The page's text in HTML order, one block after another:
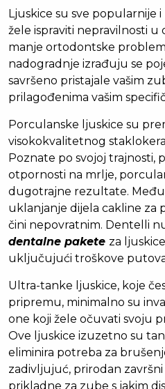
Ljuskice su sve popularnije
žele ispraviti nepravilnosti u
manje ortodontske
nadogradnje izrađuju se
savršeno pristajale vašim
prilagođenima vašim
Porculanske ljuskice su
visokokvalitetnog
Poznate po svojoj trajnosti,
otpornosti na mrlje,
dugotrajne rezultate.
uklanjanje dijela cakline za
čini nepovratnim. Dentelli
dentalne pakete za
uključujući troškove
Ultra-tanke ljuskice, koje
pripremu, minimalno su
one koji žele očuvati svoju
Ove ljuskice izuzetno su
eliminira potreba za
zadivljujuć, prirodan
prikladne za zube s jakim